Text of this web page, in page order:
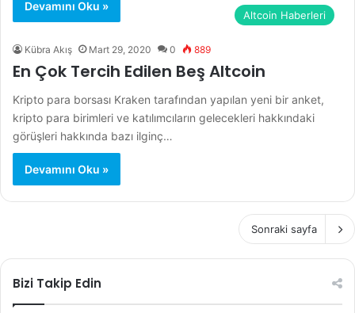
Devamını Oku »
Altcoin Haberleri
Kübra Akış Mart 29, 2020 0 889
En Çok Tercih Edilen Beş Altcoin
Kripto para borsası Kraken tarafından yapılan yeni bir anket,
kripto para birimleri ve katılımcıların gelecekleri hakkındaki
görüşleri hakkında bazı ilginç…
Devamını Oku »
Sonraki sayfa
Bizi Takip Edin